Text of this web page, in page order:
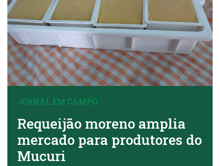
JORNAL EM CAMPO
Requeijão moreno amplia
mercado para produtores do
Mucuri